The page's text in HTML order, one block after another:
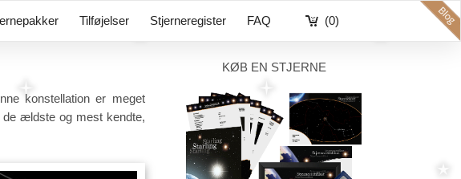
(0)
Tilføjelser Stjerneregister FAQ
konstellation er meget
de ældste og mest kendte,
KØB EN STJERNE